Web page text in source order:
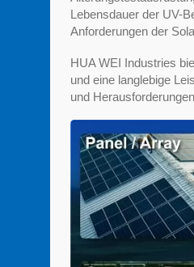
Lebensdauer der UV-
Anforderungen der
HUA WEI Industries
und eine langlebige
und